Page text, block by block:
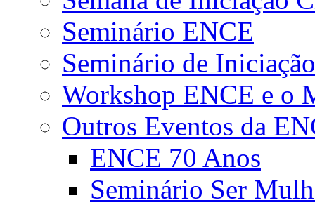
Seminário ENCE
Seminário de
Workshop ENCE e o
Outros Eventos da
ENCE 70 Anos
Seminário Ser